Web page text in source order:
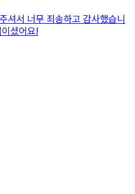
셔서 너무 죄송하고 감사했습니
셨어요!